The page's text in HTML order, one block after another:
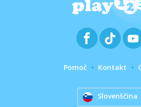
Pomoč Kontakt
Slovenščina